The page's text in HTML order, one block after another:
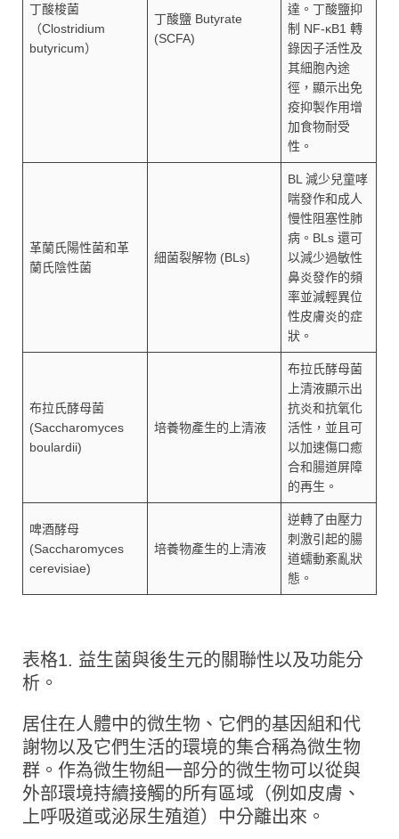
丁酸梭菌
（Clostridium
butyricum）
丁酸鹽 Butyrate
(SCFA)
達。丁酸鹽抑
制 NF-κB1 轉
錄因子活性及
其細胞內途
徑，顯示出免
疫抑製作用增
加食物耐受
性。
革蘭氏陽性菌和革
蘭氏陰性菌
細菌裂解物 (BLs)
BL 減少兒童哮
喘發作和成人
慢性阻塞性肺
病。BLs 還可
以減少過敏性
鼻炎發作的頻
率並減輕異位
性皮膚炎的症
狀。
布拉氏酵母菌
(Saccharomyces
boulardii)
培養物產生的上清液
布拉氏酵母菌
上清液顯示出
抗炎和抗氧化
活性，並且可
以加速傷口癒
合和腸道屏障
的再生。
啤酒酵母
(Saccharomyces
cerevisiae)
培養物產生的上清液
逆轉了由壓力
刺激引起的腸
道蠕動紊亂狀
態。
表格1. 益生菌與後生元的關聯性以及功能分
析。
居住在人體中的微生物、它們的基因組和代
謝物以及它們生活的環境的集合稱為微生物
群。作為微生物組一部分的微生物可以從與
外部環境持續接觸的所有區域（例如皮膚、
上呼吸道或泌尿生殖道）中分離出來。